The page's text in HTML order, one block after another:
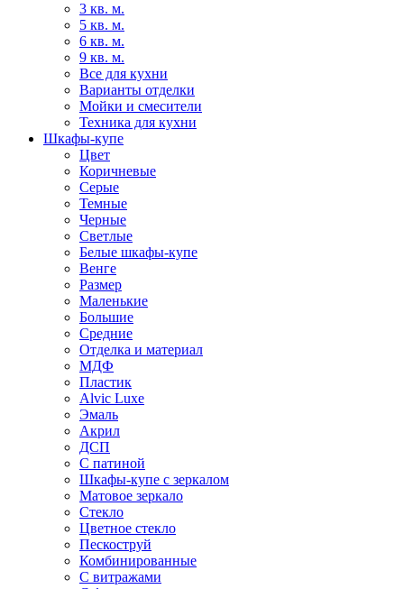
3 кв. м.
5 кв. м.
6 кв. м.
9 кв. м.
Все для кухни
Варианты отделки
Мойки и смесители
Техника для кухни
Шкафы-купе
Цвет
Коричневые
Серые
Темные
Черные
Светлые
Белые шкафы-купе
Венге
Размер
Маленькие
Большие
Средние
Отделка и материал
МДФ
Пластик
Alvic Luxe
Эмаль
Акрил
ДСП
С патиной
Шкафы-купе с зеркалом
Матовое зеркало
Стекло
Цветное стекло
Пескоструй
Комбинированные
С витражами